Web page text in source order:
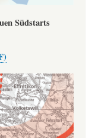
Südstarts